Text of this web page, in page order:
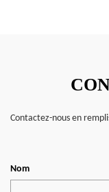
Contactez-nous en
Nom